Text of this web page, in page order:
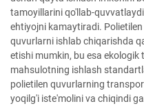
tamoyillarini qo'llab-
ehtiyojni kamaytiradi.
quvurlarni ishlab chiqarishda
etishi mumkin, bu esa
mahsulotning ishlash
polietilen quvurlarning
yoqilg'i iste'molini va chiqindi